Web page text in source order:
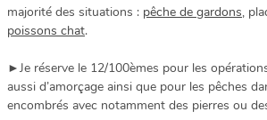
majorité des situations : pêche de gardons,
poissons chat.
►Je réserve le 12/100èmes pour les
aussi d’amorçage ainsi que pour les pêches
encombrés avec notamment des pierres ou